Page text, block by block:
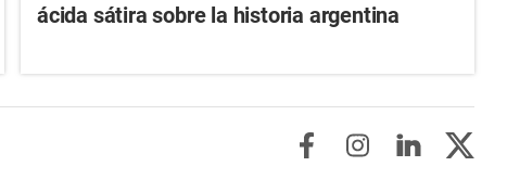
ácida sátira sobre la historia argentina